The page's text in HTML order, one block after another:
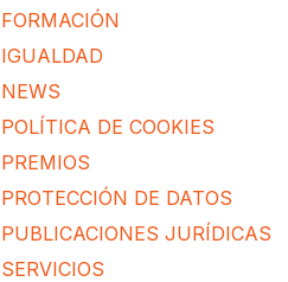
FORMACIÓN
IGUALDAD
NEWS
POLÍTICA DE COOKIES
PREMIOS
PROTECCIÓN DE DATOS
PUBLICACIONES JURÍDICAS
SERVICIOS